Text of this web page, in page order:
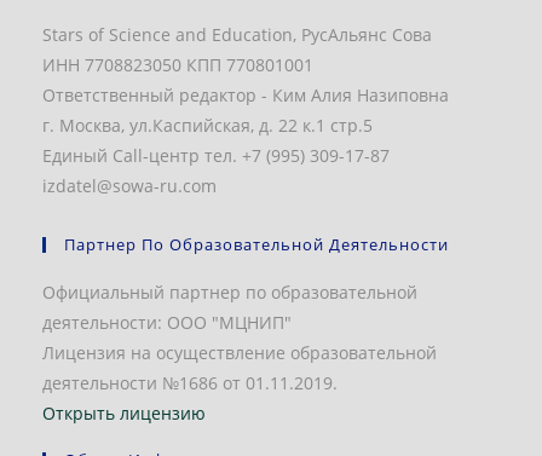
Stars of Science and Education, РусАльянс Сова
ИНН 7708823050 КПП 770801001
Ответственный редактор - Ким Алия Назиповна
г. Москва, ул.Каспийская, д. 22 к.1 стр.5
Единый Call-центр тел. +7 (995) 309-17-87
izdatel@sowa-ru.com
Партнер По Образовательной Деятельности
Официальный партнер по образовательной
деятельности: ООО "МЦНИП"
Лицензия на осуществление образовательной
деятельности №1686 от 01.11.2019.
Открыть лицензию